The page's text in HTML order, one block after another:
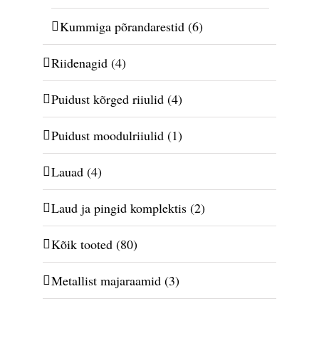
Kummiga põrandarestid (6)
Riidenagid (4)
Puidust kõrged riiulid (4)
Puidust moodulriiulid (1)
Lauad (4)
Laud ja pingid komplektis (2)
Kõik tooted (80)
Metallist majaraamid (3)